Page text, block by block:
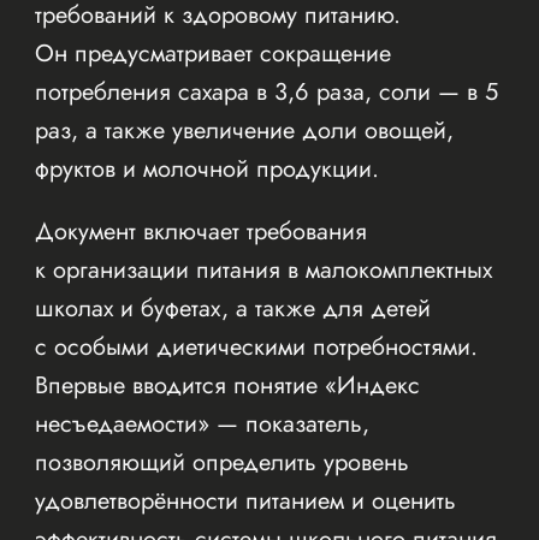
требований к здоровому питанию.
Он предусматривает сокращение
потребления сахара в 3,6 раза, соли — в 5
раз, а также увеличение доли овощей,
фруктов и молочной продукции.
Документ включает требования
к организации питания в малокомплектных
школах и буфетах, а также для детей
с особыми диетическими потребностями.
Впервые вводится понятие «Индекс
несъедаемости» — показатель,
позволяющий определить уровень
удовлетворённости питанием и оценить